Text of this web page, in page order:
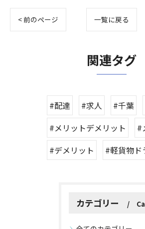
< 前のページ 一覧に戻る
関連タグ
#配達 #求人 #千葉
#メリットデメリット
#
#デメリット
#軽貨物ド
カテゴリー